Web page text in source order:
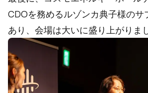
CDOを務めるルゾンカ典子様のサ
あり、会場は大いに盛り上がりま